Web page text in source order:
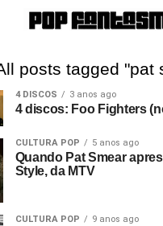
posts tagged "pat
4 DISCOS 3 anos ago
4 discos: Foo Fighters
CULTURA POP 5 anos ago
Quando Pat Smear
Style, da MTV
CULTURA POP 9 anos ago